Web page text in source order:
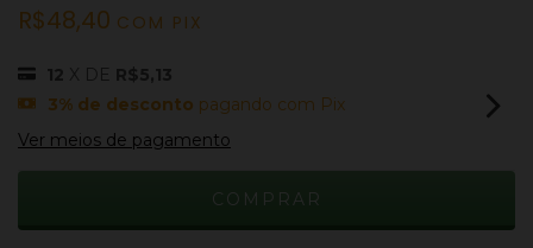
R$48,40 COM PIX
12 X DE R$5,13
3% de desconto pagando com Pix
Ver meios de pagamento